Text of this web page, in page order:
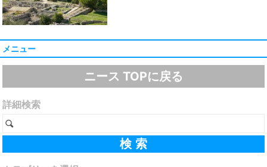
メニュー
ニース TOPに戻る
詳細検索